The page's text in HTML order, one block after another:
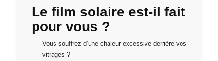
Le film solaire est-il fait
pour vous ?
Vous souffrez d’une chaleur excessive derrière vos
vitrages ?